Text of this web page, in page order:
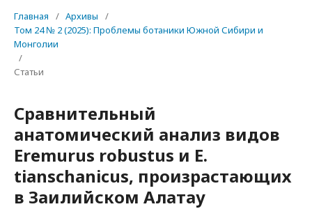
Главная / Архивы
/
Том 24 № 2 (2025): Проблемы ботаники Южной Сибири и
Монголии
/
Статьи
Сравнительный
анатомический анализ видов
Eremurus robustus и E.
tianschanicus, произрастающих
в Заилийском Алатау